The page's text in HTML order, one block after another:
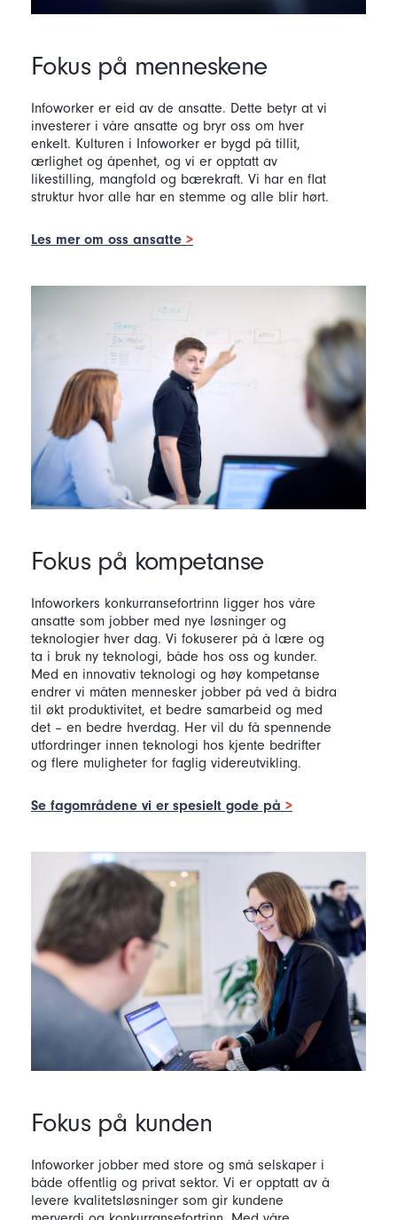
Fokus på menneskene
Infoworker er eid av de ansatte. Dette betyr at vi
investerer i våre ansatte og bryr oss om hver
enkelt. Kulturen i Infoworker er bygd på tillit,
ærlighet og åpenhet, og vi er opptatt av
likestilling, mangfold og bærekraft. Vi har en flat
struktur hvor alle har en stemme og alle blir hørt.
Les mer om oss ansatte
Fokus på kompetanse
Infoworkers konkurransefortrinn ligger hos våre
ansatte som jobber med nye løsninger og
teknologier hver dag. Vi fokuserer på å lære og
ta i bruk ny teknologi, både hos oss og kunder.
Med en innovativ teknologi og høy kompetanse
endrer vi måten mennesker jobber på ved å bidra
til økt produktivitet, et bedre samarbeid og med
det – en bedre hverdag. Her vil du få spennende
utfordringer innen teknologi hos kjente bedrifter
og flere muligheter for faglig videreutvikling.
Se fagområdene vi er spesielt gode på
Fokus på kunden
Infoworker jobber med store og små selskaper i
både offentlig og privat sektor. Vi er opptatt av å
levere kvalitetsløsninger som gir kundene